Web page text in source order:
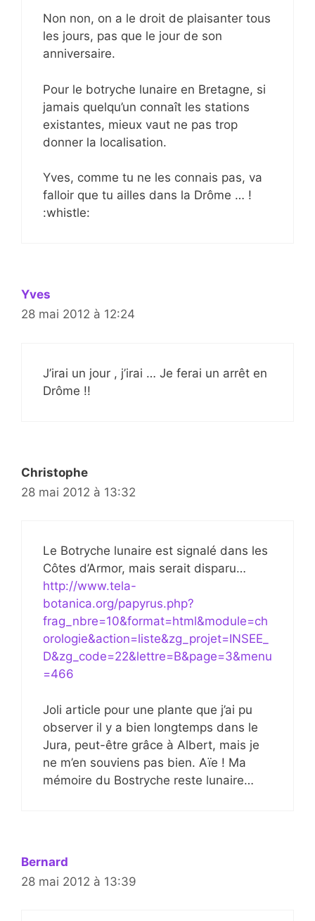
Non non, on a le droit de plaisanter tous
les jours, pas que le jour de son
anniversaire.
Pour le botryche lunaire en Bretagne, si
jamais quelqu’un connaît les stations
existantes, mieux vaut ne pas trop
donner la localisation.
Yves, comme tu ne les connais pas, va
falloir que tu ailles dans la Drôme … !
:whistle:
Yves
28 mai 2012 à 12:24
J’irai un jour , j’irai … Je ferai un arrêt en
Drôme !!
Christophe
28 mai 2012 à 13:32
Le Botryche lunaire est signalé dans les
Côtes d’Armor, mais serait disparu…
http://www.tela-
botanica.org/papyrus.php?
frag_nbre=10&format=html&module=ch
orologie&action=liste&zg_projet=INSEE_
D&zg_code=22&lettre=B&page=3&menu
=466
Joli article pour une plante que j’ai pu
observer il y a bien longtemps dans le
Jura, peut-être grâce à Albert, mais je
ne m’en souviens pas bien. Aïe ! Ma
mémoire du Bostryche reste lunaire…
Bernard
28 mai 2012 à 13:39